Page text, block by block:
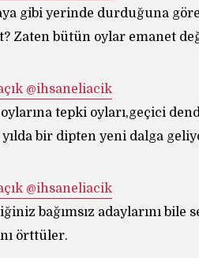
gibi yerinde durduğuna
Zaten bütün oylar emanet
R. İhsan Eliaçık ‏@ihsaneliacik
tepki oyları,geçici
yılda bir dipten yeni dalga
R. İhsan Eliaçık ‏@ihsaneliacik
bağımsız adaylarını
örttüler.